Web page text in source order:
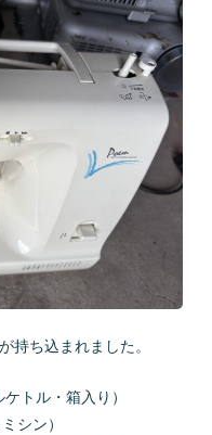
持ち込まれました。
トル・箱入り）
シン）